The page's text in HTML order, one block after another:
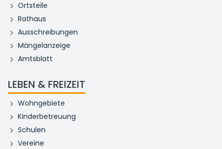
Ortsteile
Rathaus
Ausschreibungen
Mängelanzeige
Amtsblatt
LEBEN & FREIZEIT
Wohngebiete
Kinderbetreuung
Schulen
Vereine